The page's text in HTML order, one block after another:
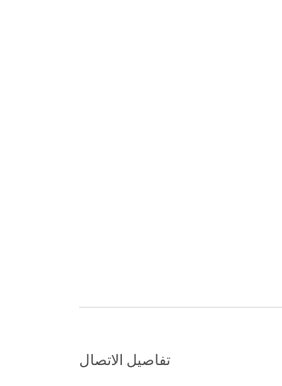
تفاصيل الاتصال